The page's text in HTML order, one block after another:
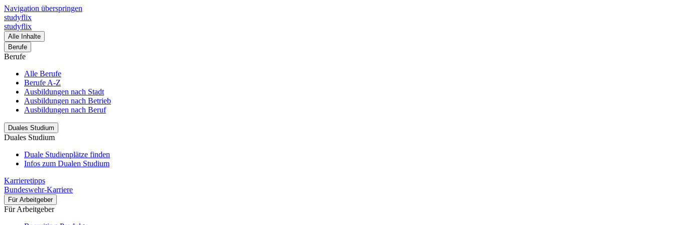
Navigation überspringen
studyflix
studyflix
Alle Inhalte
Berufe
Berufe
Alle Berufe
Berufe A-Z
Ausbildungen nach Stadt
Ausbildungen nach Betrieb
Ausbildungen nach Beruf
Duales Studium
Duales Studium
Duale Studienplätze finden
Infos zum Dualen Studium
Karrieretipps
Bundeswehr-Karriere
Für Arbeitgeber
Für Arbeitgeber